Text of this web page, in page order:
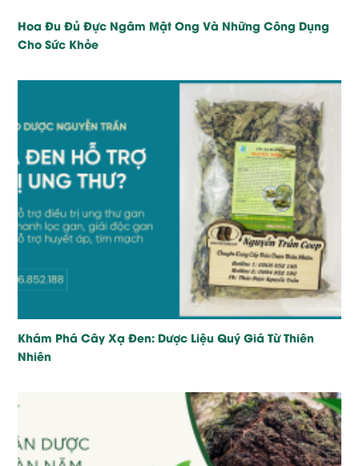
Hoa Đu Đủ Đực Ngâm Mật Ong Và Những Công Dụng
Cho Sức Khỏe
Khám Phá Cây Xạ Đen: Dược Liệu Quý Giá Từ Thiên
Nhiên